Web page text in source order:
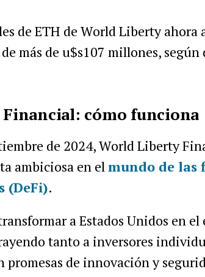
de ETH de World Liberty ahora
más de u$s107 millones,
cómo funciona
de 2024, World Liberty
ambiciosa en elmundo de las
(DeFi).
a Estados Unidos en
tanto a inversores
de innovación y